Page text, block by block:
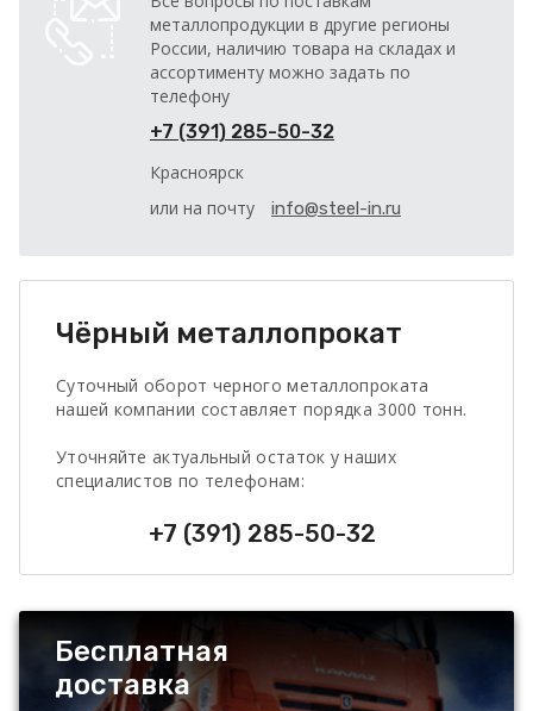
металлопродукции в другие регионы
России, наличию товара на складах и
ассортименту можно задать по
телефону
+7 (391) 285-50-32
Красноярск
или на почту
info@steel-in.ru
Чёрный металлопрокат
Суточный оборот черного металлопроката
нашей компании составляет порядка 3000 тонн.
Уточняйте актуальный остаток у наших
специалистов по телефонам:
+7 (391) 285-50-32
Бесплатная
доставка